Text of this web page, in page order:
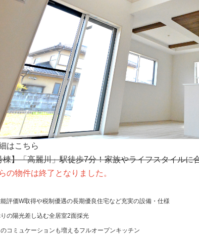
はこちら
棟】「高麗川」駅徒歩7分！家族やライフスタイルに
の物件は終了となりました。
評価W取得や税制優遇の長期優良住宅など充実の設備・仕様
の陽光差し込む全居室2面採光
コミュケーションも増えるフルオープンキッチン